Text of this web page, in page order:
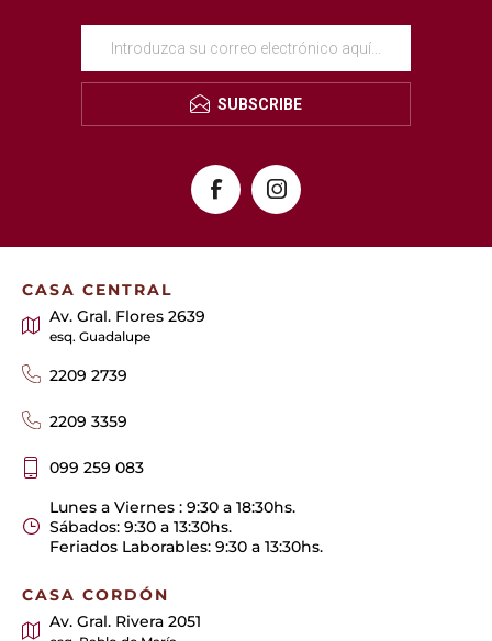
SUBSCRIBE
CASA CENTRAL
Av. Gral. Flores 2639
esq. Guadalupe
2209 2739
2209 3359
099 259 083
Lunes a Viernes : 9:30 a 18:30hs.
Sábados: 9:30 a 13:30hs.
Feriados Laborables: 9:30 a 13:30hs.
CASA CORDÓN
Av. Gral. Rivera 2051